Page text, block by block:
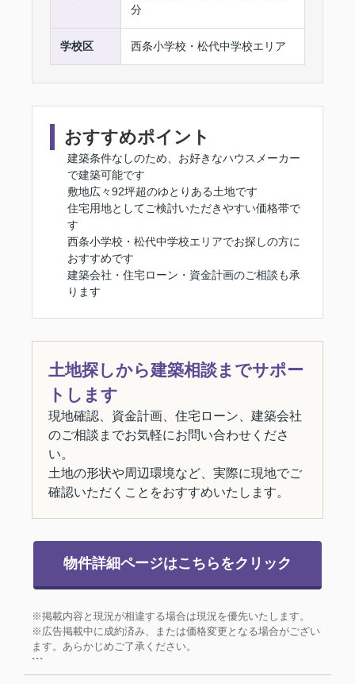
分
学校区 西条小学校・松代中学校エリア
おすすめポイント
建築条件なしのため、お好きなハウスメーカー
で建築可能です
敷地広々92坪超のゆとりある土地です
住宅用地としてご検討いただきやすい価格帯で
す
西条小学校・松代中学校エリアでお探しの方に
おすすめです
建築会社・住宅ローン・資金計画のご相談も承
ります
土地探しから建築相談までサポー
トします
現地確認、資金計画、住宅ローン、建築会社
のご相談までお気軽にお問い合わせくださ
い。
土地の形状や周辺環境など、実際に現地でご
確認いただくことをおすすめいたします。
物件詳細ページはこちらをクリック
※掲載内容と現況が相違する場合は現況を優先いたします。
※広告掲載中に成約済み、または価格変更となる場合がござい
ます。あらかじめご了承ください。
```